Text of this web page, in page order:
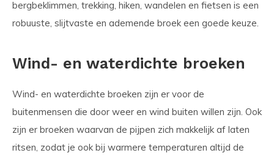
bergbeklimmen, trekking, hiken, wandelen en fietsen is een
robuuste, slijtvaste en ademende broek een goede keuze.
Wind- en waterdichte broeken
Wind- en waterdichte broeken zijn er voor de
buitenmensen die door weer en wind buiten willen zijn. Ook
zijn er broeken waarvan de pijpen zich makkelijk af laten
ritsen, zodat je ook bij warmere temperaturen altijd de